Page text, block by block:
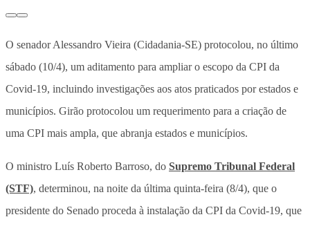
O senador Alessandro Vieira (Cidadania-SE) protocolou, no último
sábado (10/4), um aditamento para ampliar o escopo da CPI da
Covid-19, incluindo investigações aos atos praticados por estados e
municípios. Girão protocolou um requerimento para a criação de
uma CPI mais ampla, que abranja estados e municípios.
O ministro Luís Roberto Barroso, do Supremo Tribunal Federal
(STF), determinou, na noite da última quinta-feira (8/4), que o
presidente do Senado proceda à instalação da CPI da Covid-19, que